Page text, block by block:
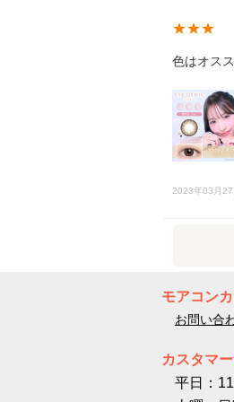
★★★
色はオス
2023年03月27
モアコン
お問い合
カスタマ
平日：